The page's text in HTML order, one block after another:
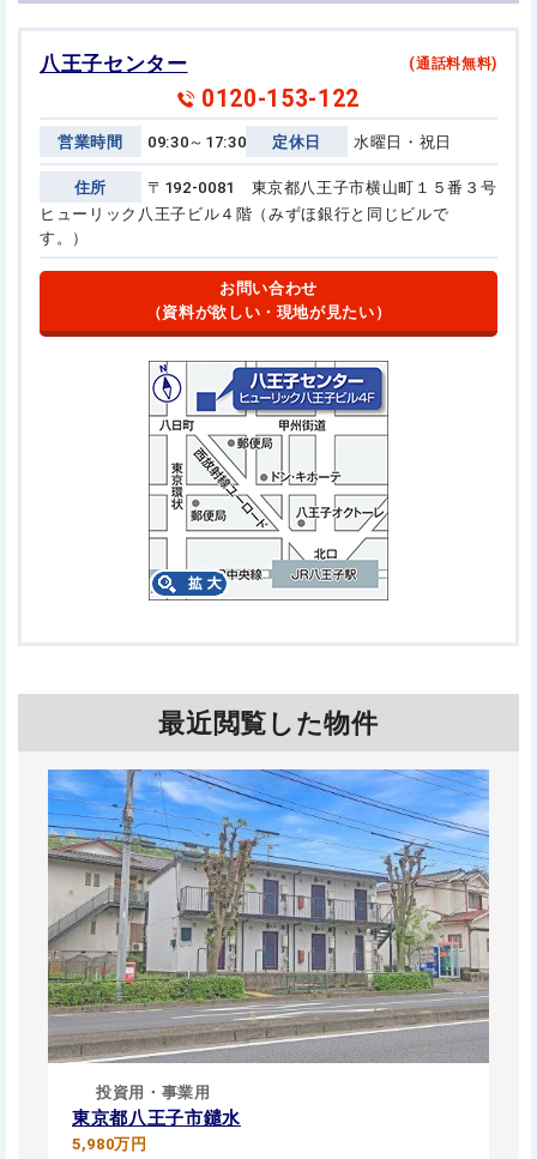
八王子センター
0120-153-122
(通話料無料)
営業時間 09:30～17:30 定休日 水曜日・祝日
住所
〒192-0081 東京都八王子市横山町１５番３号
ヒューリック八王子ビル４階（みずほ銀行と同じビルで
す。）
お問い合わせ
（資料が欲しい・現地が見たい）
最近閲覧した物件
投資用・事業用
東京都八王子市鑓水
5,980万円